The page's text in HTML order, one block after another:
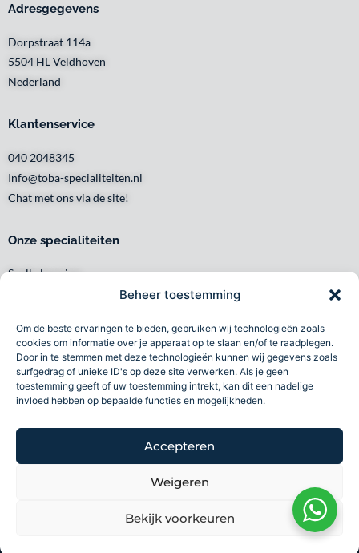
Beheer toestemming
Om de beste ervaringen te bieden, gebruiken wij technologieën zoals
cookies om informatie over je apparaat op te slaan en/of te raadplegen.
Door in te stemmen met deze technologieën kunnen wij gegevens zoals
surfgedrag of unieke ID's op deze site verwerken. Als je geen
toestemming geeft of uw toestemming intrekt, kan dit een nadelige
invloed hebben op bepaalde functies en mogelijkheden.
Accepteren
Weigeren
Bekijk voorkeuren
Adresgegevens
Dorpstraat 114a
5504 HL Veldhoven
Nederland
Klantenservice
040 2048345
Info@toba-specialiteiten.nl
Chat met ons via de site!
Onze specialiteiten
Snelle levering
Waar en wanneer u het wilt
Persoonlijk en lokaal
Duurzaam
Betrouwbaar
Volg ons
a
n
i
Wij accepteren